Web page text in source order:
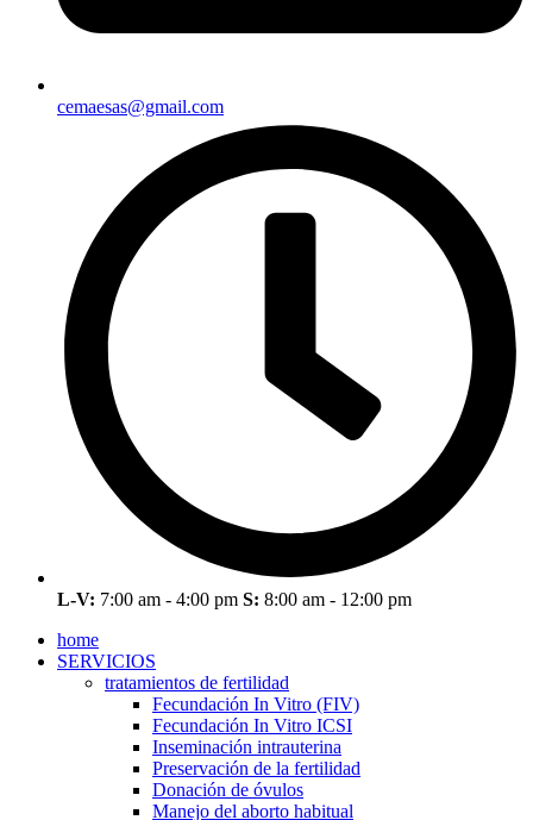
cemaesas@gmail.com
L-V: 7:00 am - 4:00 pm S: 8:00 am - 12:00 pm
home
SERVICIOS
tratamientos de fertilidad
Fecundación In Vitro (FIV)
Fecundación In Vitro ICSI
Inseminación intrauterina
Preservación de la fertilidad
Donación de óvulos
Manejo del aborto habitual